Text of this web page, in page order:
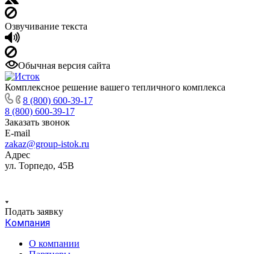
Озвучивание текста
Обычная версия сайта
Комплексное решение вашего тепличного комплекса
8 (800) 600-39-17
8 (800) 600-39-17
Заказать звонок
E-mail
zakaz@group-istok.ru
Адрес
ул. Торпедо, 45В
Подать заявку
Компания
О компании